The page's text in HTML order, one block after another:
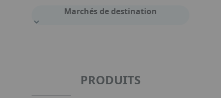
Marchés de destination
PRODUITS